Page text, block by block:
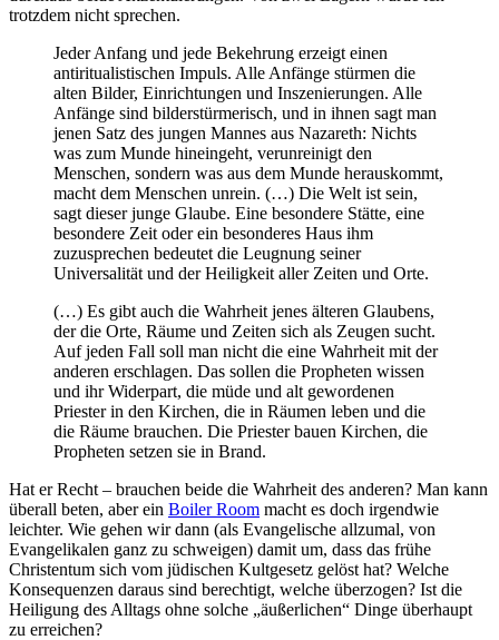
trotzdem nicht sprechen.
Jeder Anfang und jede Bekehrung erzeigt einen
antiritualistischen Impuls. Alle Anfänge stürmen die
alten Bilder, Einrichtungen und Inszenierungen. Alle
Anfänge sind bilderstürmerisch, und in ihnen sagt man
jenen Satz des jungen Mannes aus Nazareth: Nichts
was zum Munde hineingeht, verunreinigt den
Menschen, sondern was aus dem Munde herauskommt,
macht dem Menschen unrein. (…) Die Welt ist sein,
sagt dieser junge Glaube. Eine besondere Stätte, eine
besondere Zeit oder ein besonderes Haus ihm
zuzusprechen bedeutet die Leugnung seiner
Universalität und der Heiligkeit aller Zeiten und Orte.
(…) Es gibt auch die Wahrheit jenes älteren Glaubens,
der die Orte, Räume und Zeiten sich als Zeugen sucht.
Auf jeden Fall soll man nicht die eine Wahrheit mit der
anderen erschlagen. Das sollen die Propheten wissen
und ihr Widerpart, die müde und alt gewordenen
Priester in den Kirchen, die in Räumen leben und die
die Räume brauchen. Die Priester bauen Kirchen, die
Propheten setzen sie in Brand.
Hat er Recht – brauchen beide die Wahrheit des anderen? Man kann
überall beten, aber ein Boiler Room macht es doch irgendwie
leichter. Wie gehen wir dann (als Evangelische allzumal, von
Evangelikalen ganz zu schweigen) damit um, dass das frühe
Christentum sich vom jüdischen Kultgesetz gelöst hat? Welche
Konsequenzen daraus sind berechtigt, welche überzogen? Ist die
Heiligung des Alltags ohne solche „äußerlichen“ Dinge überhaupt
zu erreichen?